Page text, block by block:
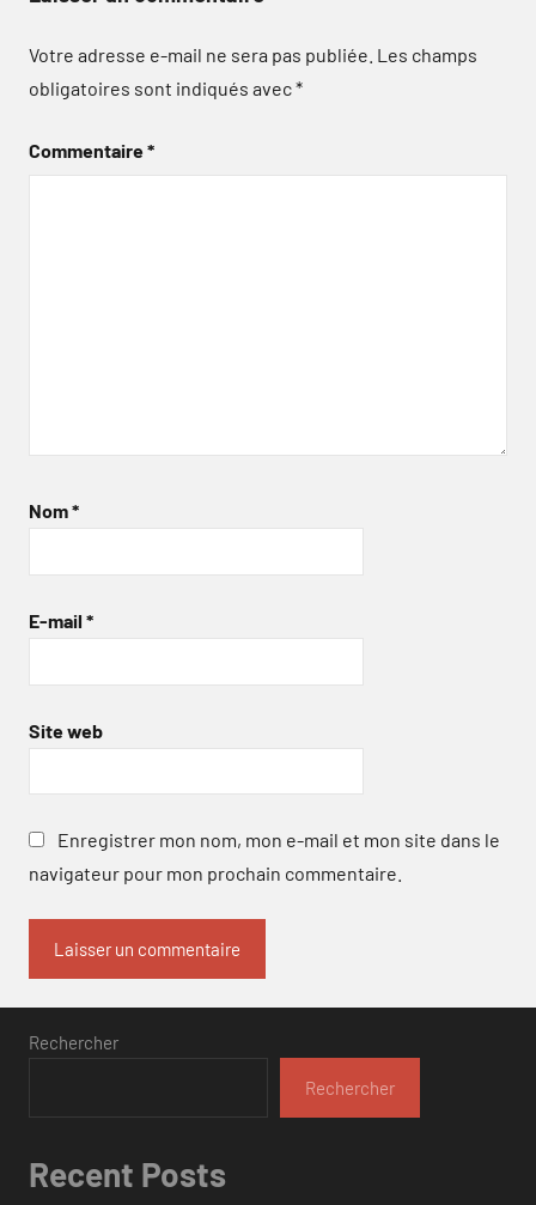
Votre adresse e-mail ne sera pas publiée. Les champs
obligatoires sont indiqués avec*
Commentaire*
Nom*
E-mail *
Site web
Enregistrer mon nom, mon e-mail et mon site dans le
navigateur pour mon prochain commentaire.
Rechercher
Rechercher
Recent Posts